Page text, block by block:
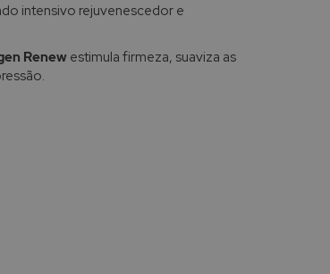
intensivo rejuvenescedor e
Renew estimula firmeza, suaviza as